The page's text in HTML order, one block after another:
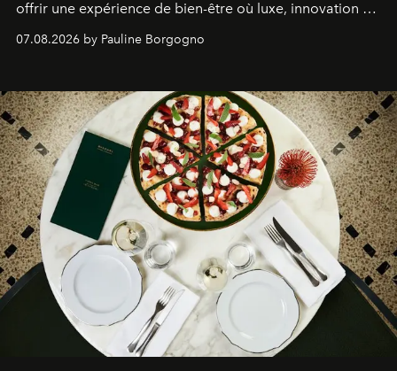
offrir une expérience de bien-être où luxe, innovation et
expertise se rencontrent.
07.08.2026 by Pauline Borgogno